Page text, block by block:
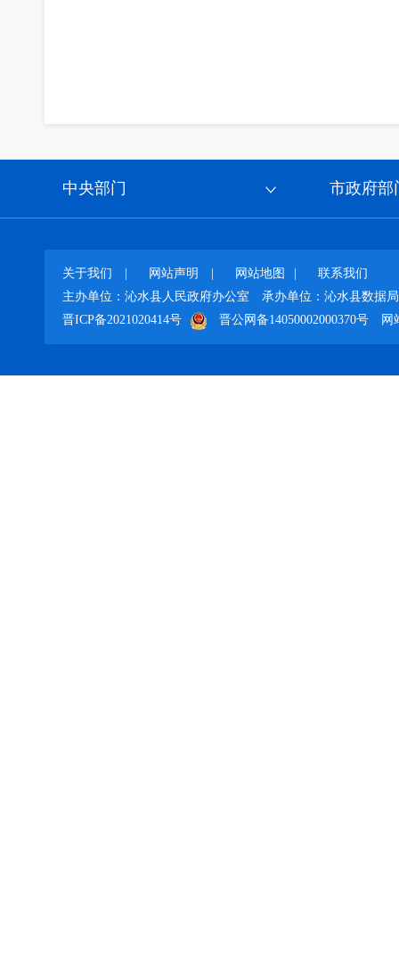
中央部门 市政府部
关于我们 网站声明 网站地图
联系我们
主办单位：沁水县人民政府办公室
承办单位：沁水县数据局
晋ICP备2021020414号
晋公网备14050002000370号 网